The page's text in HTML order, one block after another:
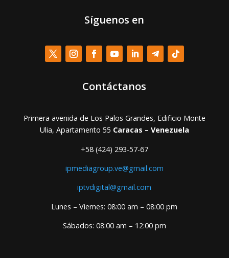
Síguenos en
Contáctanos
Primera avenida de Los Palos Grandes, Edificio Monte
Ulia, Apartamento 55 Caracas – Venezuela
+58 (424) 293-57-67
ipmediagroup.ve@gmail.com
iptvdigital@gmail.com
Lunes – Viernes: 08:00 am – 08:00 pm
Sábados: 08:00 am – 12:00 pm